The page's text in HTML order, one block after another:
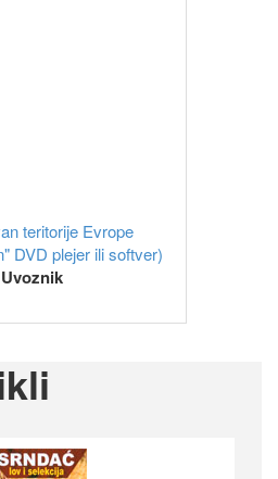
teritorije Evrope
DVD plejer ili softver)